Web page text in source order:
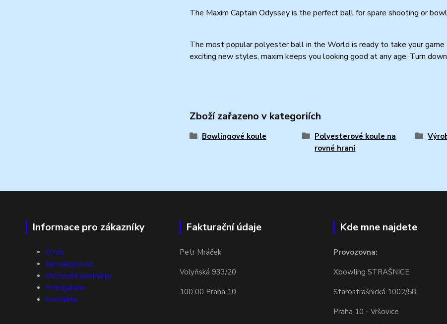
The Maxim Captain Odyssey is the perfect ball for spare shooting or
The most popular polyester ball in the World is ready to take your
exciting new styles, maxim keeps you looking good at any age. Turn
Zboží zařazeno v kategoriích
Bowlingové koule
Polyesterové koule na
rovné hraní
Informace pro zákazníky
O nás
Jak nakupovat
Obchodní podmínky
Fotogalerie
Kontakty
Fakturační údaje
Petr Mráček
Volyňská 933/20
100 00 Praha 10
Kde mne najdete
Provozovna:
Xbowling STRAŠNICE
Starostrašnická 1002/58
Praha 10 - Vršovice